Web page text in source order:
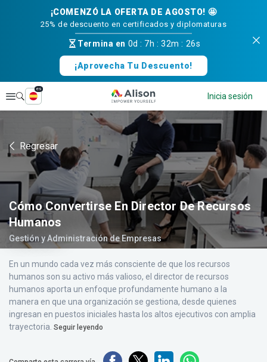
¡COMENZÓ LA OFERTA DE AGOSTO! 🤩
25% de descuento en certificados y diplomaturas
Termina en 0d : 7h :32m : 25s
¡Aprovecha Tu Descuento!
Explorar
es
Inicia sesión
Regresar
Cómo Convertirse En Director De Recursos
Humanos
Gestión y Administración de Empresas
En un mundo cada vez más consciente de que los recursos
humanos son su activo más valioso, el director de recursos
humanos aporta un enfoque profundamente humano a la
manera en que una organización se gestiona, desde quienes
ingresan en puestos iniciales hasta los altos ejecutivos con amplia
trayectoria. Seguir leyendo